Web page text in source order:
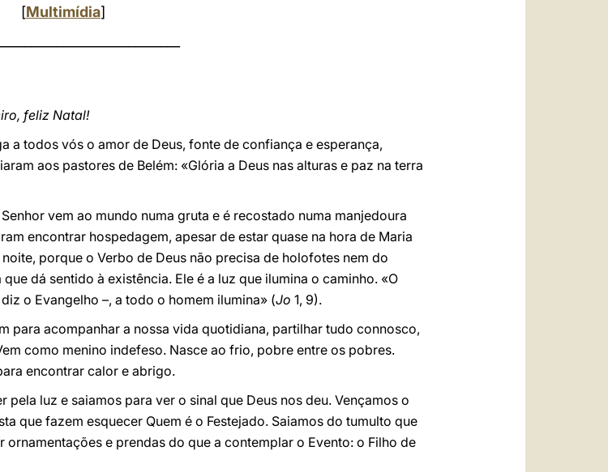
[Multimídia]
feliz Natal!
a todos vós o amor de Deus, fonte de confiança e esperança,
aos pastores de Belém: «Glória a Deus nas alturas e paz na terra
vem ao mundo numa gruta e é recostado numa manjedoura
encontrar hospedagem, apesar de estar quase na hora de Maria
porque o Verbo de Deus não precisa de holofotes nem do
dá sentido à existência. Ele é a luz que ilumina o caminho. «O
o Evangelho –, a todo o homem ilumina» (Jo 1, 9).
para acompanhar a nossa vida quotidiana, partilhar tudo connosco,
como menino indefeso. Nasce ao frio, pobre entre os pobres.
encontrar calor e abrigo.
luz e saiamos para ver o sinal que Deus nos deu. Vençamos o
que fazem esquecer Quem é o Festejado. Saiamos do tumulto que
e prendas do que a contemplar o Evento: o Filho de